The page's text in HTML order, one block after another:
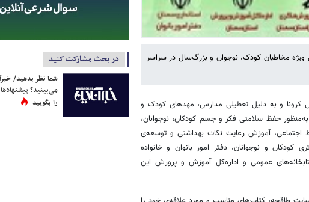
مخاطبان کودک، نوجوان و بزرگ‌سال در سراسر
کرونا و به دلیل تعطیلی مدارس، مهدهای کودک و
حفظ سلامتی فکر و جسم کودکان، نوجوانان،
اجتماعی، آموزش رعایت نکات بهداشتی و توسعه‌ی
و نوجوانان، دفتر امور بانوان و خانواده
عمومی و اداره‌کل آموزش و پرورش این
در بحث مشارکت کنید
شما نظر بدهید/
می‌بینید؟
را بگویید